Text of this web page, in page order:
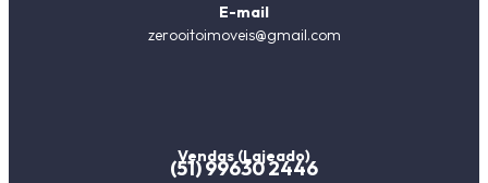
E-mail
zerooitoimoveis@gmail.com
Vendas (Lajeado)
(51) 99630 2446